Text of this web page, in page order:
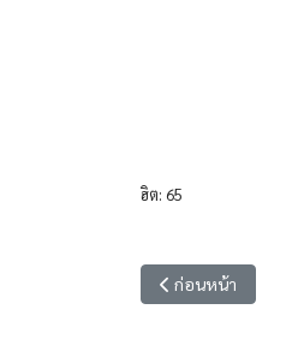
ฮิต: 65
เนื้อหาก่อนหน้า: รั
ก่อนหน้า